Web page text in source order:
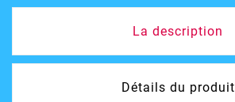
La description
Détails du produit